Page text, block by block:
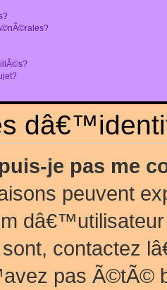
je pas me
peuvent
contactez
pas Ã©tÃ©